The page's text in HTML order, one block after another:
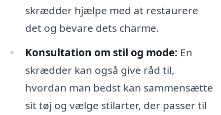
skrædder hjælpe med at restaurere
det og bevare dets charme.
Konsultation om stil og mode: En
skrædder kan også give råd til,
hvordan man bedst kan sammensætte
sit tøj og vælge stilarter, der passer til